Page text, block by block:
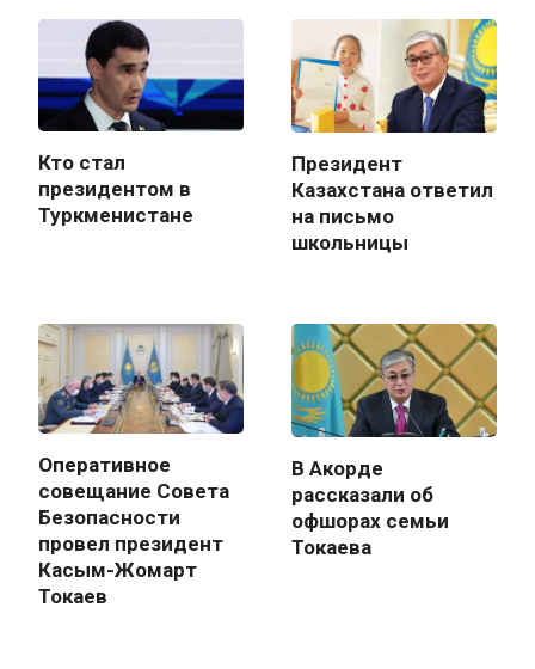
Кто стал
президентом в
Туркменистане
Президент
Казахстана ответил
на письмо
школьницы
Оперативное
совещание Совета
Безопасности
провел президент
Касым-Жомарт
Токаев
В Акорде
рассказали об
офшорах семьи
Токаева